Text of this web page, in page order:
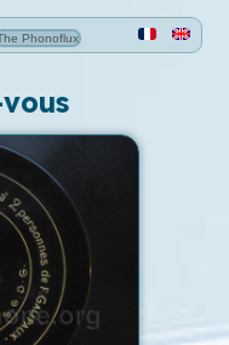
Phonoflux